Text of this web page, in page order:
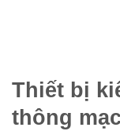
Thiết bị
thông